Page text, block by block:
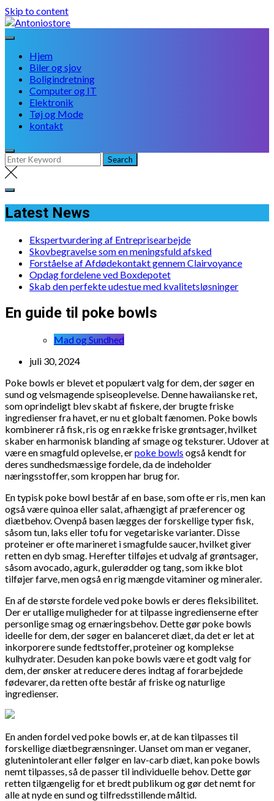
Skip to content
Hjem
Biler og sjov
Boligindretning
Computer og IT
Elektronik
Tøj og Mode
kontakt
Latest News
Ekspertvurdering af Entreprisearbejde
Skovbegravelse som en meningsfuld afsked
Forståelse af Afdødekontakt gennem Clairvoyance
Opdag fordelene ved Boxdepotet
Skab den perfekte udestue med kvalitetsløsninger
En guide til poke bowls
Mad og Sundhed
juli 30, 2024
Poke bowls er blevet et populært valg for dem, der søger en
sund og velsmagende spiseoplevelse. Denne hawaiianske ret,
som oprindeligt blev skabt af fiskere, der brugte friske
ingredienser fra havet, er nu et globalt fænomen. Poke bowls
kombinerer rå fisk, ris og en række friske grøntsager, hvilket
skaber en harmonisk blanding af smage og teksturer. Udover at
være en smagfuld oplevelse, erpoke bowls også kendt for
deres sundhedsmæssige fordele, da de indeholder
næringsstoffer, som kroppen har brug for.
En typisk poke bowl består af en base, som ofte er ris, men kan
også være quinoa eller salat, afhængigt af præferencer og
diætbehov. Ovenpå basen lægges der forskellige typer fisk,
såsom tun, laks eller tofu for vegetariske varianter. Disse
proteiner er ofte marineret i smagfulde saucer, hvilket giver
retten en dyb smag. Herefter tilføjes et udvalg af grøntsager,
såsom avocado, agurk, gulerødder og tang, som ikke blot
tilføjer farve, men også en rig mængde vitaminer og mineraler.
En af de største fordele ved poke bowls er deres fleksibilitet.
Der er utallige muligheder for at tilpasse ingredienserne efter
personlige smag og ernæringsbehov. Dette gør poke bowls
ideelle for dem, der søger en balanceret diæt, da det er let at
inkorporere sunde fedtstoffer, proteiner og komplekse
kulhydrater. Desuden kan poke bowls være et godt valg for
dem, der ønsker at reducere deres indtag af forarbejdede
fødevarer, da retten ofte består af friske og naturlige
ingredienser.
En anden fordel ved poke bowls er, at de kan tilpasses til
forskellige diætbegrænsninger. Uanset om man er veganer,
glutenintolerant eller følger en lav-carb diæt, kan poke bowls
nemt tilpasses, så de passer til individuelle behov. Dette gør
retten tilgængelig for et bredt publikum og gør det nemt for
alle at nyde en sund og tilfredsstillende måltid.